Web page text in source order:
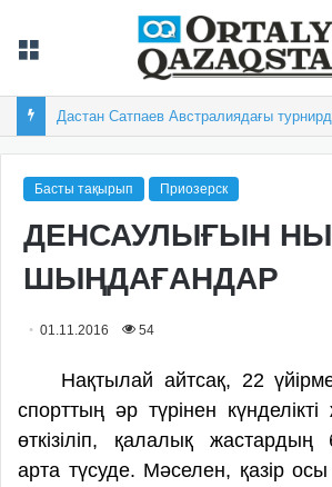
Басты тақырып Приозерск
ДЕНСАУЛЫҒЫН
ШЫҢДАҒАНДАР
01.11.2016 54
Нақтылай айтсақ, 22
спорттың әр түрінен
өткізіліп, қалалық жастардың
арта түсуде. Мәселен, қазір